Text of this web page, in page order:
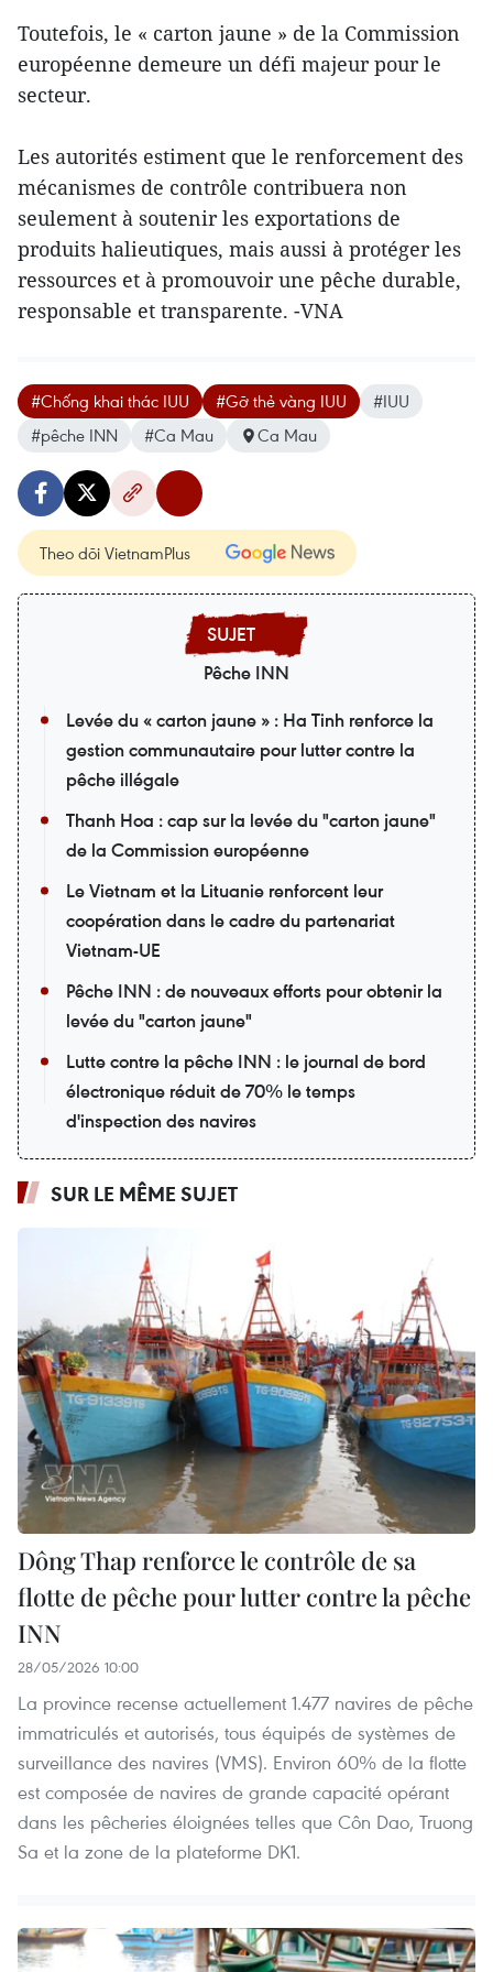
Toutefois, le « carton jaune » de la Commission
européenne demeure un défi majeur pour le
secteur.
Les autorités estiment que le renforcement des
mécanismes de contrôle contribuera non
seulement à soutenir les exportations de
produits halieutiques, mais aussi à protéger les
ressources et à promouvoir une pêche durable,
responsable et transparente. -VNA
#Chống khai thác IUU #Gỡ thẻ vàng IUU
#IUU
#pêche INN
#Ca Mau Ca Mau
Theo dõi VietnamPlus
Pêche INN
Levée du « carton jaune » : Ha Tinh renforce la
gestion communautaire pour lutter contre la
pêche illégale
Thanh Hoa : cap sur la levée du "carton jaune"
de la Commission européenne
Le Vietnam et la Lituanie renforcent leur
coopération dans le cadre du partenariat
Vietnam-UE
Pêche INN : de nouveaux efforts pour obtenir la
levée du "carton jaune"
Lutte contre la pêche INN : le journal de bord
électronique réduit de 70% le temps
d'inspection des navires
SUR LE MÊME SUJET
Dông Thap renforce le contrôle de sa
flotte de pêche pour lutter contre la pêche
INN
28/05/2026 10:00
La province recense actuellement 1.477 navires de pêche
immatriculés et autorisés, tous équipés de systèmes de
surveillance des navires (VMS). Environ 60% de la flotte
est composée de navires de grande capacité opérant
dans les pêcheries éloignées telles que Côn Dao, Truong
Sa et la zone de la plateforme DK1.